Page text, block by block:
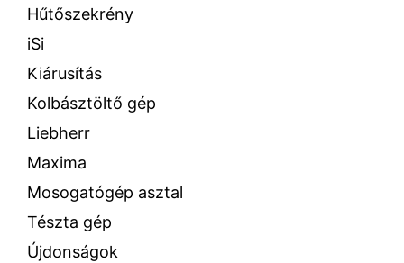
Hűtőszekrény
iSi
Kiárusítás
Kolbásztöltő gép
Liebherr
Maxima
Mosogatógép asztal
Tészta gép
Újdonságok